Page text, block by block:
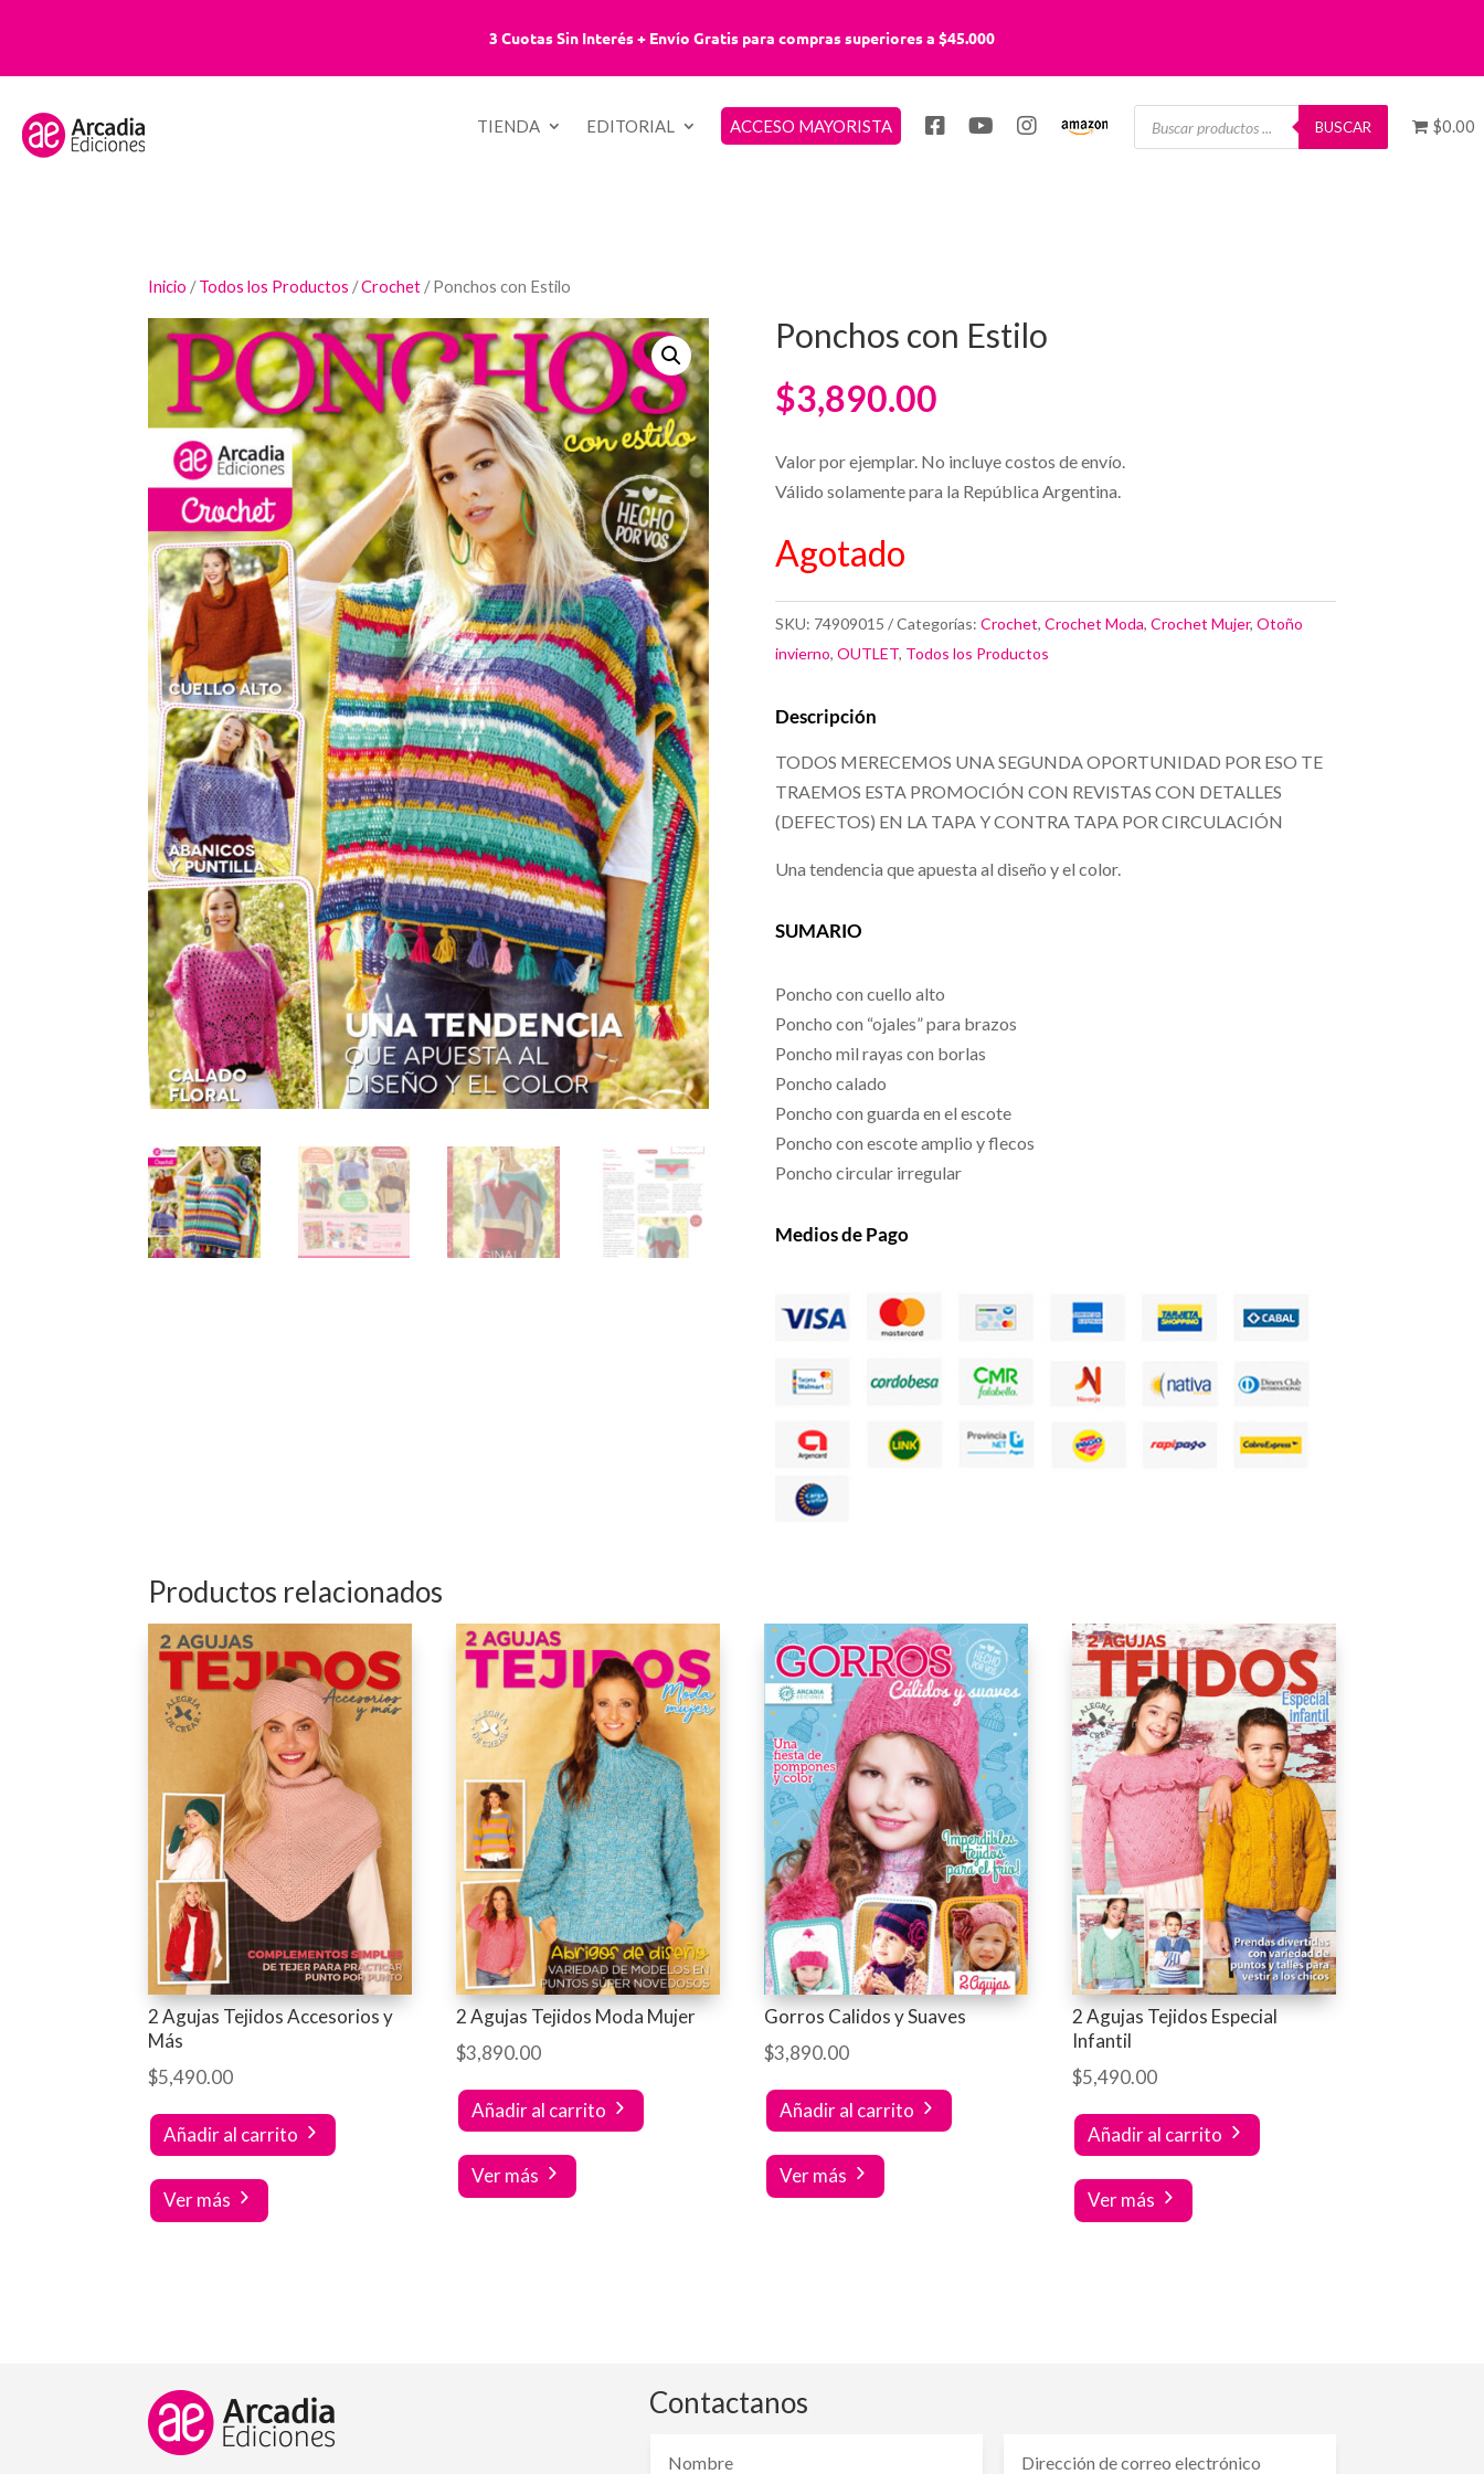
3 Cuotas Sin Interés + Envío Gratis para compras superiores a $45.000
TIENDA EDITORIAL ACCESO MAYORISTA
Búsqueda
productos
BUSCAR $0.00
Inicio /Todos los Productos /Crochet / Ponchos con Estilo
Ponchos con Estilo
$3,890.00
Valor por ejemplar. No incluye costos de envío.
Válido solamente para la República Argentina.
Agotado
SKU: 74909015 Categorías: Crochet, Crochet Moda, Crochet Mujer, Otoño
invierno, OUTLET, Todos los Productos
Descripción
TODOS MERECEMOS UNA SEGUNDA OPORTUNIDAD POR ESO TE
TRAEMOS ESTA PROMOCIÓN CON REVISTAS CON DETALLES
(DEFECTOS) EN LA TAPA Y CONTRA TAPA POR CIRCULACIÓN
Una tendencia que apuesta al diseño y el color.
SUMARIO
Poncho con cuello alto
Poncho con “ojales” para brazos
Poncho mil rayas con borlas
Poncho calado
Poncho con guarda en el escote
Poncho con escote amplio y flecos
Poncho circular irregular
Medios de Pago
Productos relacionados
2 Agujas Tejidos Accesorios y
Más
$5,490.00
Añadir al carrito
Ver más
2 Agujas Tejidos Moda Mujer
$3,890.00
Añadir al carrito
Ver más
Gorros Calidos y Suaves
$3,890.00
Añadir al carrito
Ver más
2 Agujas Tejidos Especial
Infantil
$5,490.00
Añadir al carrito
Ver más
Contactanos